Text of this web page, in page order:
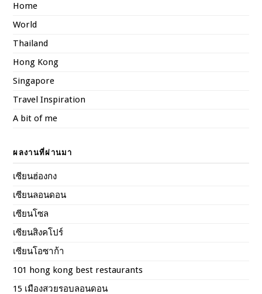
Home
World
Thailand
Hong Kong
Singapore
Travel Inspiration
A bit of me
ผลงานที่ผ่านมา
เซียนฮ่องกง
เซียนลอนดอน
เซียนโซล
เซียนสิงคโปร์
เซียนโอซาก้า
101 hong kong best restaurants
15 เมืองสวยรอบลอนดอน